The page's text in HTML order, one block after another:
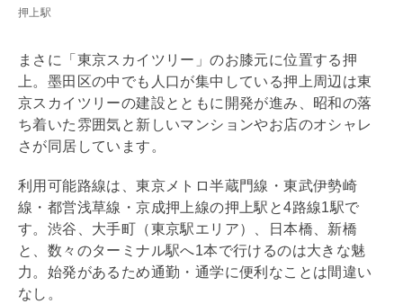
押上駅
まさに「東京スカイツリー」のお膝元に位置する押
上。墨田区の中でも人口が集中している押上周辺は東
京スカイツリーの建設とともに開発が進み、昭和の落
ち着いた雰囲気と新しいマンションやお店のオシャレ
さが同居しています。
利用可能路線は、東京メトロ半蔵門線・東武伊勢崎
線・都営浅草線・京成押上線の押上駅と4路線1駅で
す。渋谷、大手町（東京駅エリア）、日本橋、新橋
と、数々のターミナル駅へ1本で行けるのは大きな魅
力。始発があるため通勤・通学に便利なことは間違い
なし。